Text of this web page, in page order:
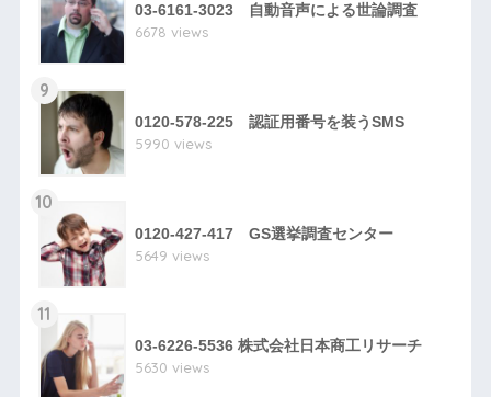
03-6161-3023 自動音声による世論調査
6678 views
9
0120-578-225 認証用番号を装うSMS
5990 views
10
0120-427-417 GS選挙調査センター
5649 views
11
03-6226-5536 株式会社日本商工リサーチ
5630 views